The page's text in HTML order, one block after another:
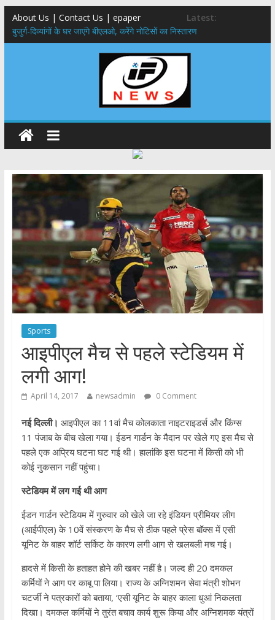
About Us | Contact Us | epaper
Latest:
बुजुर्ग-दिव्यांगों के घर जाएंगे बीएलओ, करेंगे नोटिसों का निस्तारण
24×7 अलर्ट मोड में रहें अधिकारी-मुख्य सचिव मानसून-एसईओसी से मुख्य सचिव ने
की विस्तृत समीक्षा कहा-बंद सड़कों को शीघ्र खोला जाए, लोगों को न हो दिक्कत
459 करोड़ से एचएनबी गढ़वाल विश्वविद्यालय में अनुसंधान संरचना होगी सुदृढ,उच्च
शिक्षा मंत्री धन सिंह रावत ने नवनियुक्त केन्द्रीय शिक्षा मंत्री से की मुलाकात
मुख्यमंत्री से महानिदेशक एनसीसी ने की शिष्टाचार भेंट,उत्तराखण्ड में एनसीसी के
विस्तार एवं आधुनिक आधारभूत संरचना के विकास पर हुई महत्वपूर्ण चर्चा
एमडीडीए बोर्ड बैठक, देहरादून और मसूरी के विकास के लिए 25 बड़े प्रस्तावों को मिली
हरी झंडी
Sports
आइपीएल मैच से पहले स्टेडियम में
लगी आग!
April 14, 2017 newsadmin 0 Comment
नई दिल्ली। आइपीएल का 11वां मैच कोलकाता नाइटराइडर्स और किंग्स
11 पंजाब के बीच खेला गया। ईडन गार्डन के मैदान पर खेले गए इस मैच से
पहले एक अप्रिय घटना घट गई थी। हालांकि इस घटना में किसी को भी
कोई नुकसान नहीं पहुंचा।
स्टेडियम में लग गई थी आग
ईडन गार्डन स्टेडियम में गुरुवार को खेले जा रहे इंडियन प्रीमियर लीग
(आईपीएल) के 10वें संस्करण के मैच से ठीक पहले प्रेस बॉक्स में एसी
यूनिट के बाहर शॉर्ट सर्किट के कारण लगी आग से खलबली मच गई।
हादसे में किसी के हताहत होने की खबर नहीं है। जल्द ही 20 दमकल
कर्मियों ने आग पर काबू पा लिया। राज्य के अग्निशमन सेवा मंत्री शोभन
चटर्जी ने पत्रकारों को बताया, ‘एसी यूनिट के बाहर काला धुआं निकलता
दिखा। दमकल कर्मियों ने तुरंत बचाव कार्य शुरू किया और अग्निशमक यंत्रों